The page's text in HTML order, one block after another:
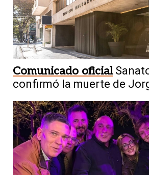
Comunicado oficial
confirmó la muerte de